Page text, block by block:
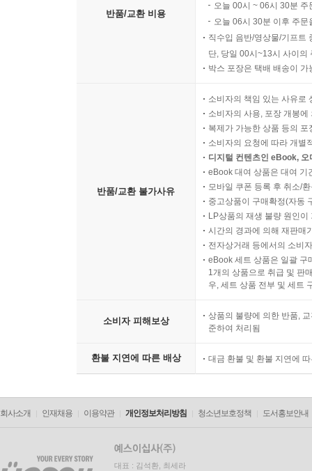
반품/교환 비용
오늘 00시 ~ 06시 30분
오늘 06시 30분 이후 주
직수입 음반/영상물/기프트
단, 당일 00시~13시 사이의
박스 포장은 택배 배송이
반품/교환 불가사유
소비자의 책임 있는 사유로
소비자의 사용, 포장 개봉
복제가 가능한 상품 등의
소비자의 요청에 따라 개별
디지털 컨텐츠인 eBook,
eBook 대여 상품은 대여 기
모바일 쿠폰 등록 후 취소/
중고상품이 구매확정(자동
LP상품의 재생 불량 원인
시간의 경과에 의해 재판매
전자상거래 등에서의 소비
eBook 세트 상품은 일괄 구
1개의 상품으로 취급 및 판
우, 세트 상품 전부 및 세트
소비자 피해보상
상품의 불량에 의한 반품,
준하여 처리됨
환불 지연에 따른 배상 대금 환불 및 환불 지연에
회사소개 인재채용 이용약관 개인정보처리방침 청소년보호정책 도서홍보안내
대표 : 김석환, 최세라